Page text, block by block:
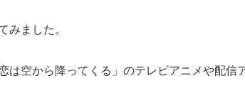
みました。
は空から降ってくる」のテレビアニメや配